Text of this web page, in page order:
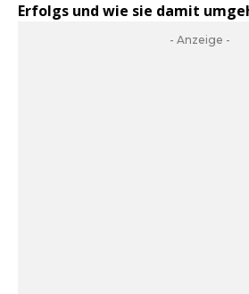
Erfolgs und wie sie damit
- Anzeige -